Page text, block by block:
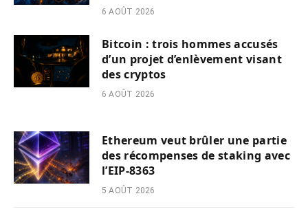
6 AOÛT 2026
Bitcoin : trois hommes accusés
d’un projet d’enlèvement visant
des cryptos
6 AOÛT 2026
Ethereum veut brûler une partie
des récompenses de staking avec
l’EIP-8363
5 AOÛT 2026